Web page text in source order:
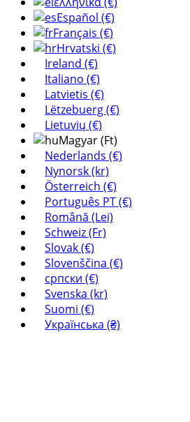
Español (€)
Français (€)
Hrvatski (€)
Ireland (€)
Italiano (€)
Latvietis (€)
Lëtzebuerg (€)
Lietuvių (€)
Magyar (Ft)
Nederlands (€)
Nynorsk (kr)
Österreich (€)
Português PT (€)
Română (Lei)
Schweiz (Fr)
Slovak (€)
Slovenščina (€)
српски (€)
Svenska (kr)
Suomi (€)
Українська (₴)